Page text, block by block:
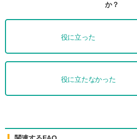
か？
役に立った
役に立たなかった